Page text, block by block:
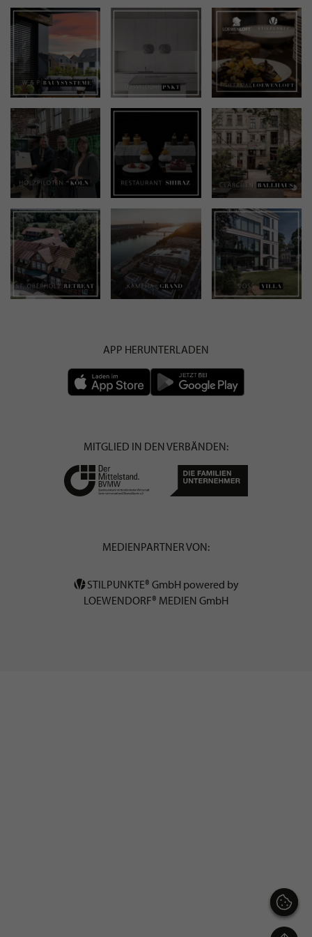
APP HERUNTERLADEN
MITGLIED IN DEN VERBÄNDEN:
MEDIENPARTNER VON:
STILPUNKTE® GmbH powered by
LOEWENDORF® MEDIEN GmbH